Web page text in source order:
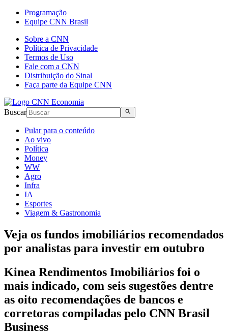
Programação
Equipe CNN Brasil
Sobre a CNN
Política de Privacidade
Termos de Uso
Fale com a CNN
Distribuição do Sinal
Faça parte da Equipe CNN
Buscar
Pular para o conteúdo
Ao vivo
Política
Money
WW
Agro
Infra
IA
Esportes
Viagem & Gastronomia
Veja os fundos imobiliários recomendados
por analistas para investir em outubro
Kinea Rendimentos Imobiliários foi o
mais indicado, com seis sugestões dentre
as oito recomendações de bancos e
corretoras compiladas pelo CNN Brasil
Business